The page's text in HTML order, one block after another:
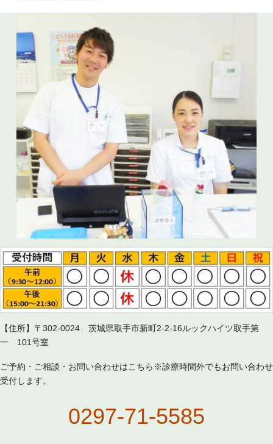
【住所】〒302-0024 茨城県取手市新町2-2-16ルックハイツ取手第
一 101号室
ご予約・ご相談・お問い合わせはこちら※診療時間外でもお問い合わせ
受付します。
0297-71-5585